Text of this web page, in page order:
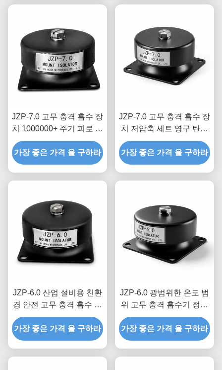
JZP-7.0 고무 충격 흡수 장
치 1000000+ 주기 피로 테
스트를 거친 레거시 장비
용 드롭인 개조 댐퍼
가장 좋은 가격 을 구하라
JZP-7.0 고무 충격 흡수 장
치 저압축 세트 영구 탄성
중장비에 최적화된 감쇠비
가장 좋은 가격 을 구하라
JZP-6.0 산업 설비용 친환
경 안전 고무 충격 흡수 장
치 삐걱거리는 소리가 없
는 자체 윤활 댐퍼
가장 좋은 가격 을 구하라
JZP-6.0 광범위한 온도 범
위 고무 충격 흡수기 정밀
장비용 마이크로 진동 필
터링 덤퍼
가장 좋은 가격 을 구하라